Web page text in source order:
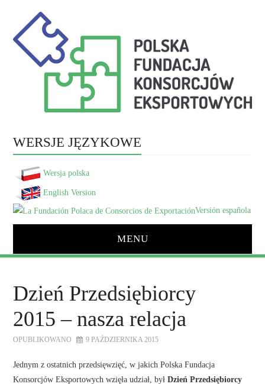
WERSJE JĘZYKOWE
Wersja polska
English Version
Versión española
MENU
KALENDARIUM WYDARZEŃ
O FUNDACJI
WSPÓŁPRACA
Dzień Przedsiębiorcy
2015 – nasza relacja
OPUBLIKOWANO 9 PAŹDZIERNIKA 2015
Jednym z ostatnich przedsięwzięć, w jakich Polska Fundacja
Konsorcjów Eksportowych wzięła udział, byłDzień Przedsiębiorcy